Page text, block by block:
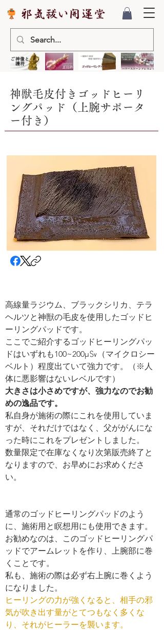
神獣毛皮付きゴッドヒーリ
ングパッド（上腕サポータ
ー付き）
高線量ラジウム、ブラックシリカ、テラ
ヘルツと神獣の毛皮を使用したゴッドヒ
ーリングパッドです。
ここでご紹介するゴッドヒーリングパッ
ドはいずれも100~200μ㏜（マイクロシー
ベルト）程度出ていて強力です。（※人
体に悪影響はないレベルです）
大きさは小さめですが、強力なのでお勧
めの逸品です。
私自身が施術の際にこれを使用していま
すが、それだけではなく、父ががんにな
った時にこれをプレゼントしました。
数量限定で在庫なくなり次第販売終了と
なりますので、お早めにお求めくださ
い。
通常のゴッドヒーリングパッドのよう
に、施術用と瞑想用にも使用できます。
お勧めなのは、このゴッドヒーリングパ
ッドでアームレットを作り、上腕部に巻
くことです。
私も、施術の際は必ず右上腕に巻くよう
になりました。
ヒーリングの力が強くなると、相手の邪
気が吹き出す量がとてつもなく多くな
り、それがヒーラーを襲います。